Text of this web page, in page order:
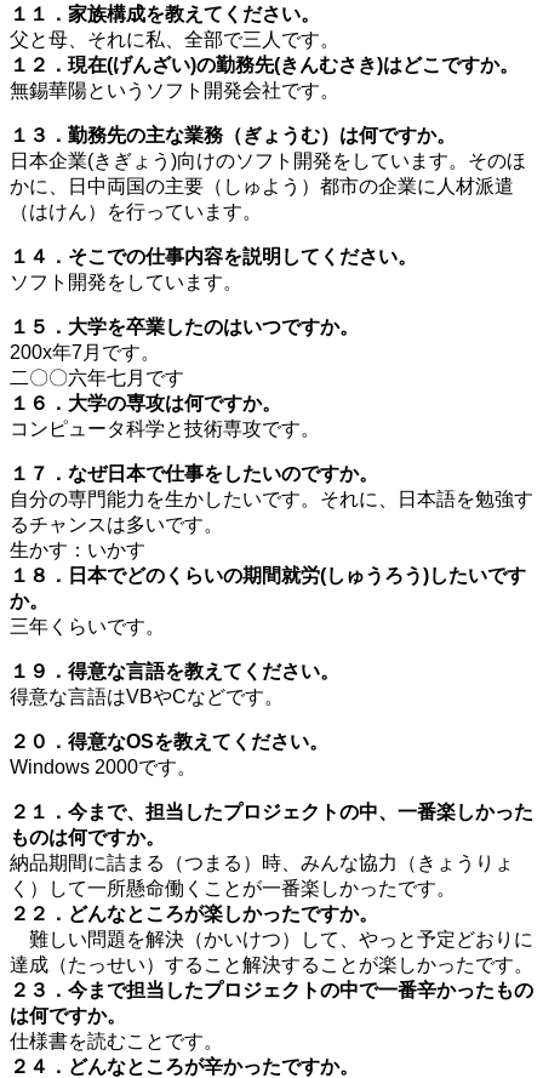
１１．家族構成を教えてください。
父と母、それに私、全部で三人です。
１２．現在(げんざい)の勤務先(きんむさき)はどこですか。
無錫華陽というソフト開発会社です。
１３．勤務先の主な業務（ぎょうむ）は何ですか。
日本企業(きぎょう)向けのソフト開発をしています。そのほ
かに、日中両国の主要（しゅよう）都市の企業に人材派遣
（はけん）を行っています。
１４．そこでの仕事内容を説明してください。
ソフト開発をしています。
１５．大学を卒業したのはいつですか。
200x年7月です。
二〇〇六年七月です
１６．大学の専攻は何ですか。
コンピュータ科学と技術専攻です。
１７．なぜ日本で仕事をしたいのですか。
自分の専門能力を生かしたいです。それに、日本語を勉強す
るチャンスは多いです。
生かす：いかす
１８．日本でどのくらいの期間就労(しゅうろう)したいです
か。
三年くらいです。
１９．得意な言語を教えてください。
得意な言語はVBやCなどです。
２０．得意なOSを教えてください。
Windows 2000です。
２１．今まで、担当したプロジェクトの中、一番楽しかった
ものは何ですか。
納品期間に詰まる（つまる）時、みんな協力（きょうりょ
く）して一所懸命働くことが一番楽しかったです。
２２．どんなところが楽しかったですか。
難しい問題を解決（かいけつ）して、やっと予定どおりに
達成（たっせい）すること解決することが楽しかったです。
２３．今まで担当したプロジェクトの中で一番辛かったもの
は何ですか。
仕様書を読むことです。
２４．どんなところが辛かったですか。